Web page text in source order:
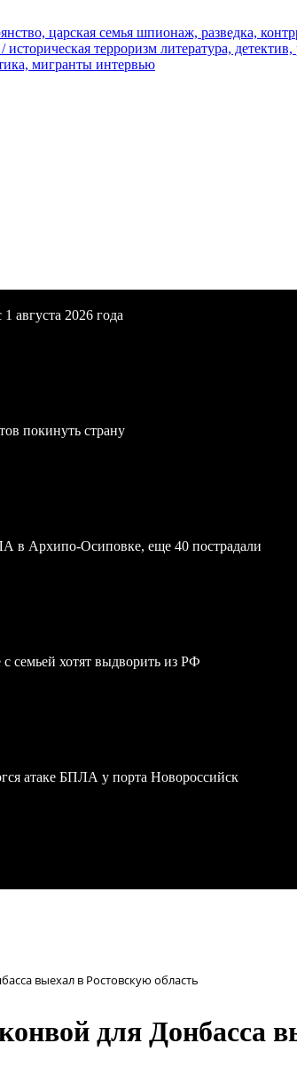
царская семья шпионаж, разведка,
историческая терроризм литература, детектив,
мигранты интервью
августа 2026 года
покинуть страну
в Архипо-Осиповке, еще 40 пострадали
семьей хотят выдворить из РФ
атаке БПЛА у порта Новороссийск
выехал в Ростовскую область
для Донбасса